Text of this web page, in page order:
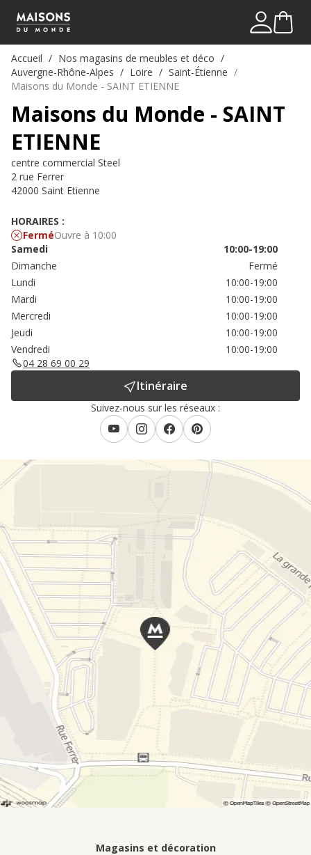
Mon
Me
Accueil
Nos magasins de meubles et déco
Auvergne-Rhône-Alpes
Loire
Saint-Étienne
Maisons du Monde - SAINT ETIENNE
Maisons du Monde - SAINT
ETIENNE
centre commercial Steel
2 rue Ferrer
42000 Saint Etienne
HORAIRES :
FerméOuvre à 10:00
Samedi
10:00-19:00
Dimanche
Fermé
Lundi
10:00-19:00
Mardi
10:00-19:00
Mercredi
10:00-19:00
Jeudi
10:00-19:00
Vendredi
10:00-19:00
04 28 69 00 29
Itinéraire
Suivez-nous sur les réseaux :
Magasins et décoration